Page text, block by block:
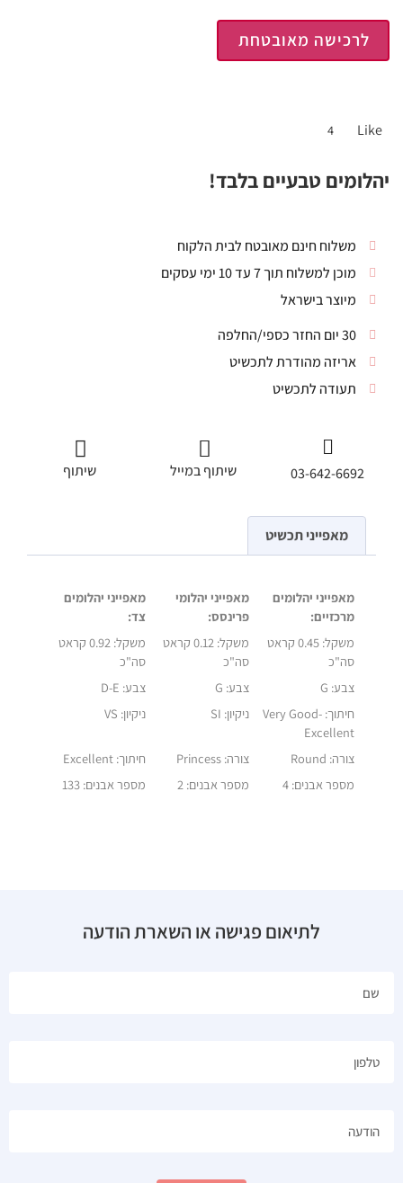
לרכישה מאובטחת
Like
4
יהלומים טבעיים בלבד!
משלוח חינם מאובטח לבית הלקוח
מוכן למשלוח תוך 7 עד 10 ימי עסקים
מיוצר בישראל
30 יום החזר כספי/החלפה
אריזה מהודרת לתכשיט
תעודה לתכשיט
03-642-6692 שיתוף במייל שיתוף
מאפייני תכשיט
מאפייני יהלומים
מרכזיים:
מאפייני יהלומי
פרינסס:
מאפייני יהלומים
צד:
משקל:
0.45 קראט
סה"כ
משקל:
0.12 קראט
סה"כ
משקל:
0.92 קראט
סה"כ
צבע: G
צבע: G
צבע: D-E
חיתוך: Very Good-
Excellent
ניקיון: SI ניקיון: VS
צורה: Round צורה: Princess חיתוך: Excellent
מספר אבנים: 4
מספר אבנים: 2 מספר אבנים: 133
לתיאום פגישה או השארת הודעה